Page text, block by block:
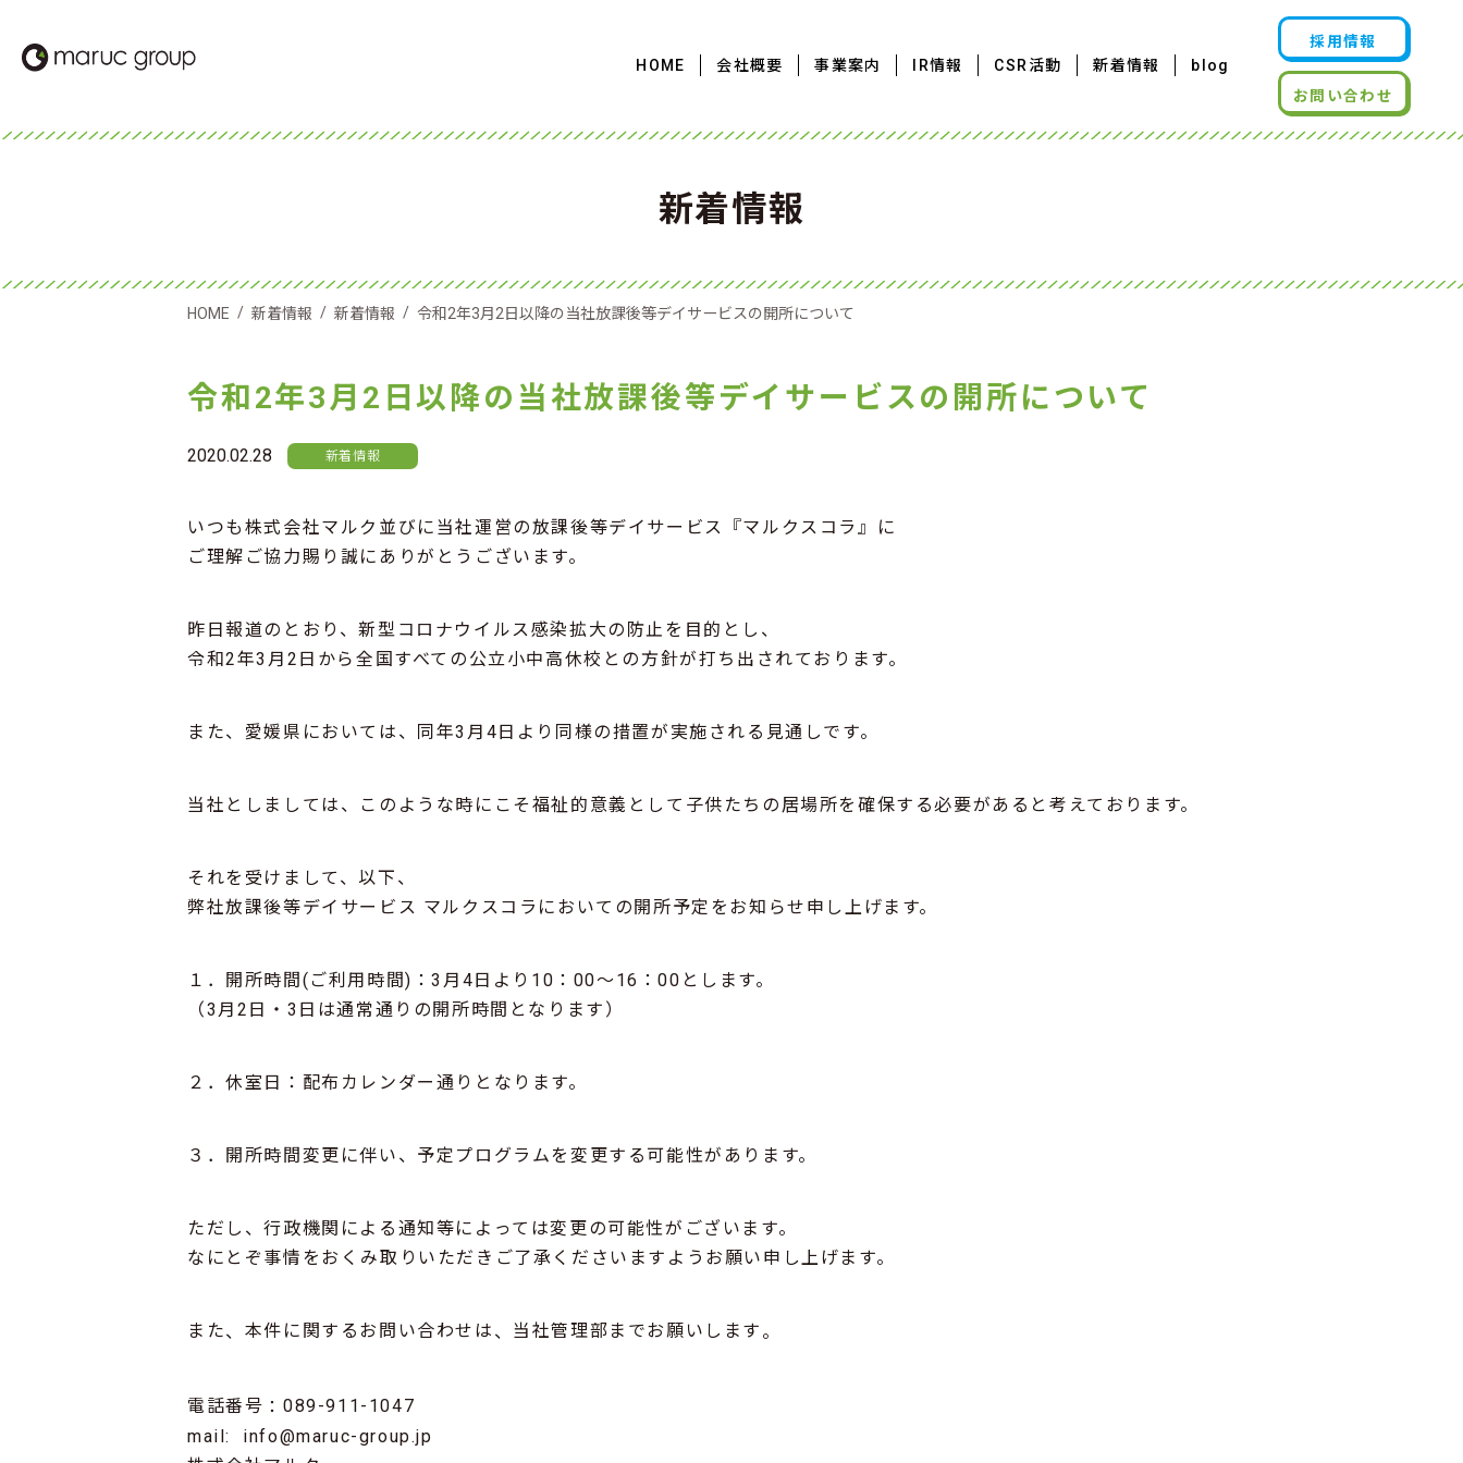
採用情報
お問い合わせ
HOME 会社概要 事業案内 IR情報 CSR活動 新着情報 blog
新着情報
HOME / 新着情報 / 新着情報 / 令和2年3月2日以降の当社放課後等デイサービスの開所について
令和2年3月2日以降の当社放課後等デイサービスの開所について
2020.02.28 新着情報
いつも株式会社マルク並びに当社運営の放課後等デイサービス『マルクスコラ』に
ご理解ご協力賜り誠にありがとうございます。
昨日報道のとおり、新型コロナウイルス感染拡大の防止を目的とし、
令和2年3月2日から全国すべての公立小中高休校との方針が打ち出されております。
また、愛媛県においては、同年3月4日より同様の措置が実施される見通しです。
当社としましては、このような時にこそ福祉的意義として子供たちの居場所を確保する必要があると考えております。
それを受けまして、以下、
弊社放課後等デイサービス マルクスコラにおいての開所予定をお知らせ申し上げます。
１．開所時間(ご利用時間)：3月4日より10：00～16：00とします。
（3月2日・3日は通常通りの開所時間となります）
２．休室日：配布カレンダー通りとなります。
３．開所時間変更に伴い、予定プログラムを変更する可能性があります。
ただし、行政機関による通知等によっては変更の可能性がございます。
なにとぞ事情をおくみ取りいただきご了承くださいますようお願い申し上げます。
また、 本件に関するお問い合わせは 、 当社管理部までお願いします 。
電話番号 ：089-911-1047
mail: info@maruc-group.jp